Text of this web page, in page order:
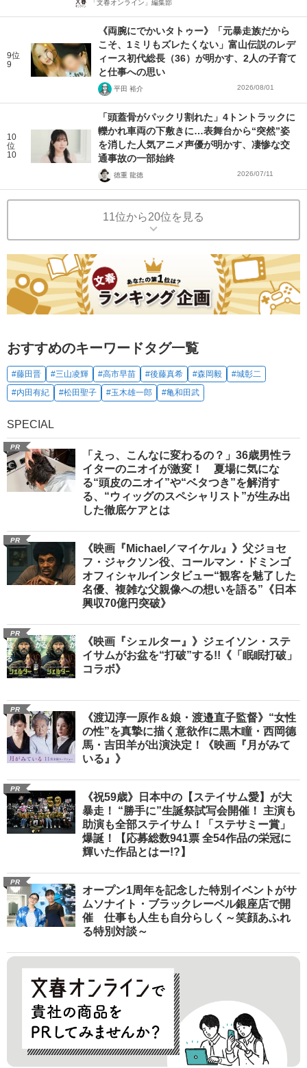
「文春オンライン」編集部
9位
9
《両腕にでかいタトゥー》「元暴走族だから
こそ、1ミリもズレたくない」富山伝説のレデ
ィース初代総長（36）が明かす、2人の子育て
と仕事への思い
平田 裕介 2026/08/01
10
位
10
「頭蓋骨がパックリ割れた」4トントラックに
轢かれ車両の下敷きに…表舞台から“突然”姿
を消した人気アニメ声優が明かす、凄惨な交
通事故の一部始終
徳重 龍徳 2026/07/11
11位から20位を見る
おすすめのキーワードタグ一覧
#藤田晋 #三山凌輝 #高市早苗 #後藤真希 #森岡毅
#城彰二
#内田有紀
#松田聖子 #玉木雄一郎 #亀和田武
SPECIAL
PR
「えっ、こんなに変わるの？」36歳男性ラ
イターのニオイが激変！ 夏場に気にな
る“頭皮のニオイ”や“ベタつき”を解消す
る、“ウィッグのスペシャリスト”が生み出
した徹底ケアとは
PR
《映画『Michael／マイケル』》父ジョセ
フ・ジャクソン役、コールマン・ドミンゴ
オフィシャルインタビュー“観客を魅了した
名優、複雑な父親像への想いを語る”《日本
興収70億円突破》
PR
《映画『シェルター』》ジェイソン・ステ
イサムがお盆を“打破”する!!《「眠眠打破」
コラボ》
PR
《渡辺淳一原作＆娘・渡邉直子監督》“女性
の性”を真摯に描く意欲作に黒木瞳・西岡德
馬・吉田羊が出演決定！《映画『月がみて
いる』》
PR
《祝59歳》日本中の【ステイサム愛】が大
暴走！ “勝手に”生誕祭試写会開催！ 主演も
助演も全部ステイサム！「ステサミー賞」
爆誕！【応募総数941票 全54作品の栄冠に
輝いた作品とはー!?】
PR
オープン1周年を記念した特別イベントがサ
ムソナイト・ブラックレーベル銀座店で開
催 仕事も人生も自分らしく～笑顔あふれ
る特別対談～